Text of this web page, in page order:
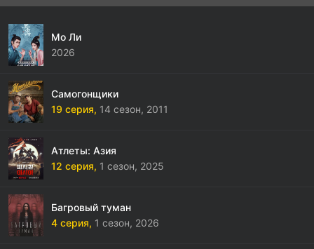
Мо Ли
2026
Самогонщики
19 серия, 14 сезон, 2011
Атлеты: Азия
12 серия, 1 сезон, 2025
Багровый туман
4 серия, 1 сезон, 2026